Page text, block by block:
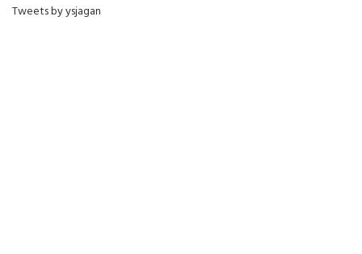
Tweets by ysjagan